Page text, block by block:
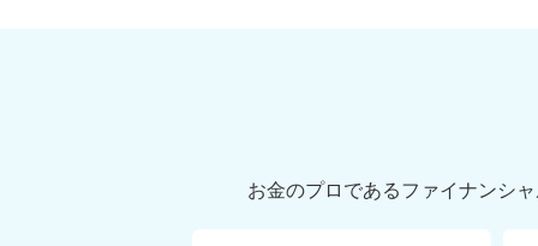
お金のプロであるファイナンシ